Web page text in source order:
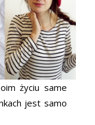
życiu same
jest samo